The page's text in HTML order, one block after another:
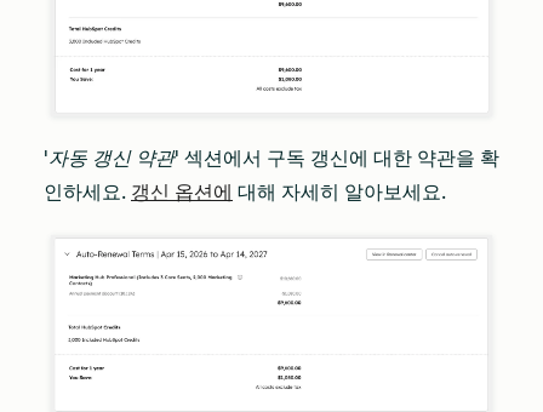
'자동 갱신 약관' 섹션에서 구독 갱신에 대한 약관을 확
인하세요. 갱신 옵션에 대해 자세히 알아보세요.